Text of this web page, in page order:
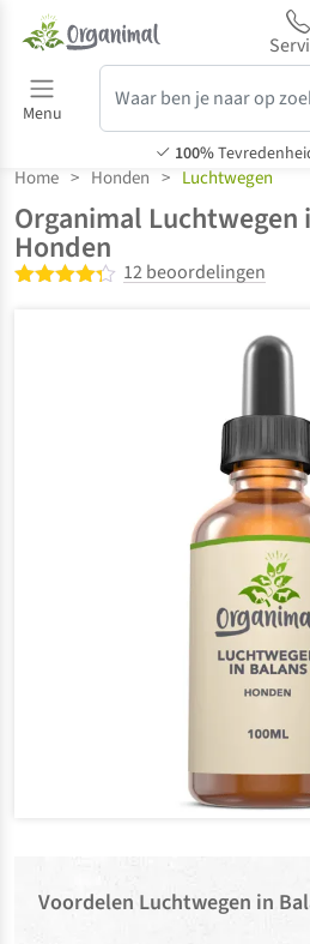
Menu
100%
Home > Honden > Luchtwegen
Organimal Luchtwegen
Honden
12 beoordelingen
Voordelen Luchtwegen in